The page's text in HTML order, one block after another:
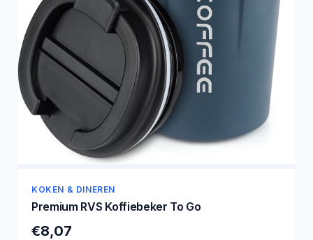
KOKEN & DINEREN
Premium RVS Koffiebeker To Go
€8,07